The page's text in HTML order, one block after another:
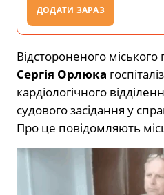
ДОДАТИ ЗАРАЗ
Відстороненого
Сергія Орлюка
кардіологічного
судового засідання у
Про це повідомляють